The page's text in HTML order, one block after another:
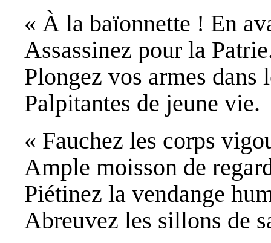
« À la baïonnette ! En
Assassinez pour la
Plongez vos armes dans
Palpitantes de jeune vie.
« Fauchez les corps
Ample moisson de
Piétinez la vendange
Abreuvez les sillons de